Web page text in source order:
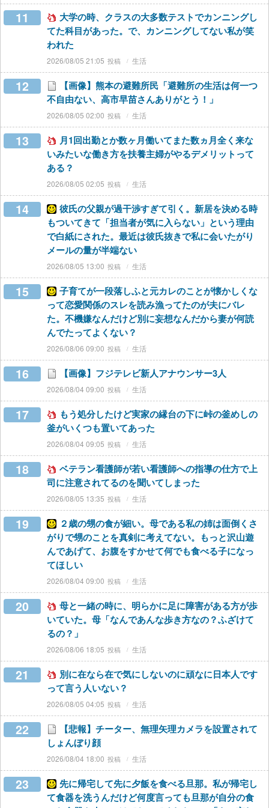
11
大学の時、クラスの大多数テストでカンニングし
てた科目があった。で、カンニングしてない私が笑
われた
2026/08/05 21:05 生活
12
【画像】熊本の避難所民「避難所の生活は何一つ
不自由ない、高市早苗さんありがとう！」
2026/08/05 02:00 生活
13
月1回出勤とか数ヶ月働いてまた数ヵ月全く来な
いみたいな働き方を扶養主婦がやるデメリットって
ある？
2026/08/05 02:05 生活
14
彼氏の父親が過干渉すぎて引く。新居を決める時
もついてきて「担当者が気に入らない」という理由
で白紙にされた。最近は彼氏抜きで私に会いたがり
メールの量が半端ない
2026/08/05 13:00 生活
15
子育てが一段落しふと元カレのことが懐かしくな
って恋愛関係のスレを読み漁ってたのが夫にバレ
た。不機嫌なんだけど別に妄想なんだから妻が何読
んでたってよくない？
2026/08/06 09:00 生活
16 【画像】フジテレビ新人アナウンサー3人
2026/08/04 09:00 生活
17
もう処分したけど実家の縁台の下に峠の釜めしの
釜がいくつも置いてあった
2026/08/04 09:05 生活
18
ベテラン看護師が若い看護師への指導の仕方で上
司に注意されてるのを聞いてしまった
2026/08/05 13:35 生活
19
２歳の甥の食が細い。母である私の姉は面倒くさ
がりで甥のことを真剣に考えてない。もっと沢山遊
んであげて、お腹をすかせて何でも食べる子になっ
てほしい
2026/08/04 09:00 生活
20
母と一緒の時に、明らかに足に障害がある方が歩
いていた。母「なんであんな歩き方なの？ふざけて
るの？」
2026/08/06 18:05 生活
21
別に在なら在で気にしないのに頑なに日本人です
って言う人いない？
2026/08/05 04:05 生活
22
【悲報】チーター、無理矢理カメラを設置されて
しょんぼり顔
2026/08/04 18:00 生活
23
先に帰宅して先に夕飯を食べる旦那。私が帰宅し
て食器を洗うんだけど何度言っても旦那が自分の食